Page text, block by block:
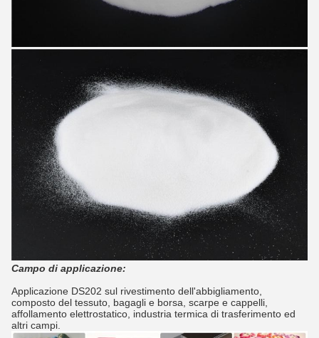
Campo di applicazione:
Applicazione DS202 sul rivestimento dell'abbigliamento,
composto del tessuto, bagagli e borsa, scarpe e cappelli,
affollamento elettrostatico, industria termica di trasferimento ed
altri campi.